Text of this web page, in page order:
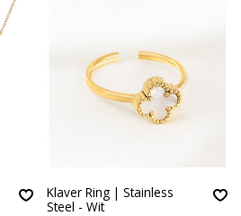
Klaver Ring | Stainless
Steel - Wit